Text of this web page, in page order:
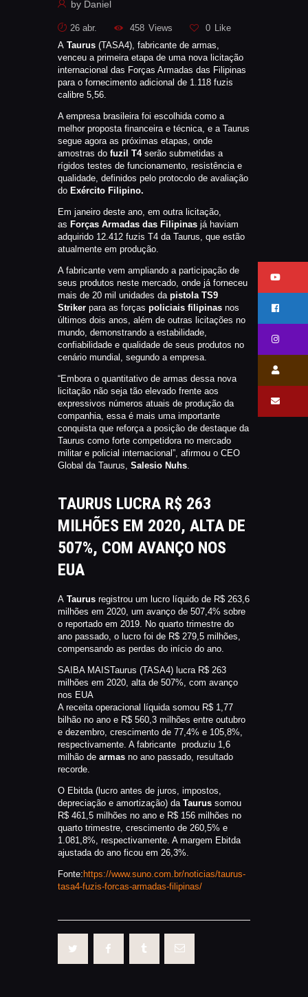
CATÁLAGOS
COMPETIÇOES
NORMAS EB
TIRE ALGUMAS DÚVIDAS
AQUI
RANKING
CERTIFICADO DE CURSOS E
PARTICIPAÇÃO
ESTATUTO
PARCEIROS
MANEJO DO JAVALI
TROCAS E DEVOLUÇÕES
ÁREA PRIVADA
by Daniel
26 abr. 458 Views 0 Like
A Taurus (TASA4), fabricante de armas,
venceu a primeira etapa de uma nova licitação
internacional das Forças Armadas das Filipinas
para o fornecimento adicional de 1.118 fuzis
calibre 5,56.
A empresa brasileira foi escolhida como a
melhor proposta financeira e técnica, e a Taurus
segue agora as próximas etapas, onde
amostras do fuzil T4serão submetidas a
rígidos testes de funcionamento, resistência e
qualidade, definidos pelo protocolo de avaliação
do Exército Filipino.
Em janeiro deste ano, em outra licitação,
as Forças Armadas das Filipinas já haviam
adquirido 12.412 fuzis T4 da Taurus, que estão
atualmente em produção.
A fabricante vem ampliando a participação de
seus produtos neste mercado, onde já forneceu
mais de 20 mil unidades da pistola TS9
Striker para as forças policiais filipinas nos
últimos dois anos, além de outras licitações no
mundo, demonstrando a estabilidade,
confiabilidade e qualidade de seus produtos no
cenário mundial, segundo a empresa.
“Embora o quantitativo de armas dessa nova
licitação não seja tão elevado frente aos
expressivos números atuais de produção da
companhia, essa é mais uma importante
conquista que reforça a posição de destaque da
Taurus como forte competidora no mercado
militar e policial internacional”, afirmou o CEO
Global da Taurus, Salesio Nuhs
TAURUS LUCRA R$ 263
MILHÕES EM 2020, ALTA DE
507%, COM AVANÇO NOS
EUA
A Taurus registrou um lucro líquido de R$ 263,6
milhões em 2020, um avanço de 507,4% sobre
o reportado em 2019. No quarto trimestre do
ano passado, o lucro foi de R$ 279,5 milhões,
compensando as perdas do início do ano.
SAIBA MAISTaurus (TASA4) lucra R$ 263
milhões em 2020, alta de 507%, com avanço
nos EUA
A receita operacional líquida somou R$ 1,77
bilhão no ano e R$ 560,3 milhões entre outubro
e dezembro, crescimento de 77,4% e 105,8%,
respectivamente. A fabricante produziu 1,6
milhão de armas no ano passado, resultado
recorde.
O Ebitda (lucro antes de juros, impostos,
depreciação e amortização) da Taurus somou
R$ 461,5 milhões no ano e R$ 156 milhões no
quarto trimestre, crescimento de 260,5% e
1.081,8%, respectivamente. A margem Ebitda
ajustada do ano ficou em 26,3%.
Fonte: https://www.suno.com.br/noticias/taurus-
tasa4-fuzis-forcas-armadas-filipinas/